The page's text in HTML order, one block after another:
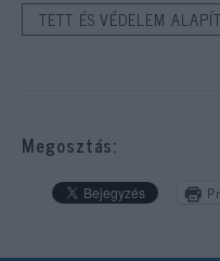
TETT ÉS VÉDELEM
Megosztás: